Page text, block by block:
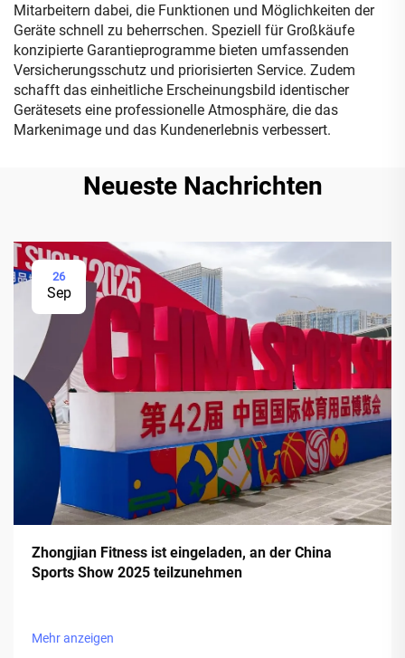
Mitarbeitern dabei, die Funktionen und Möglichkeiten der
Geräte schnell zu beherrschen. Speziell für Großkäufe
konzipierte Garantieprogramme bieten umfassenden
Versicherungsschutz und priorisierten Service. Zudem
schafft das einheitliche Erscheinungsbild identischer
Gerätesets eine professionelle Atmosphäre, die das
Markenimage und das Kundenerlebnis verbessert.
Neueste Nachrichten
26
Sep
Zhongjian Fitness ist eingeladen, an der China
Sports Show 2025 teilzunehmen
Mehr anzeigen